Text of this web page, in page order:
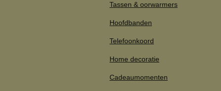
Tassen & oorwarmers
Hoofdbanden
Telefoonkoord
Home decoratie
Cadeaumomenten